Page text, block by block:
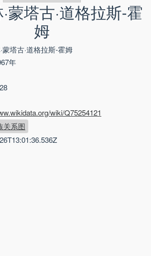
蒙塔古·道格拉斯-霍
姆
蒙塔古·道格拉斯-霍姆
年
wiki/Q75254121
关系图